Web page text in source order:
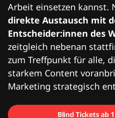
Arbeit einsetzen kannst.
direkte Austausch mit
Entscheider:innen des
zeitgleich nebenan
zum Treffpunkt für alle,
starkem Content
Marketing strategisch
Blind Tickets ab